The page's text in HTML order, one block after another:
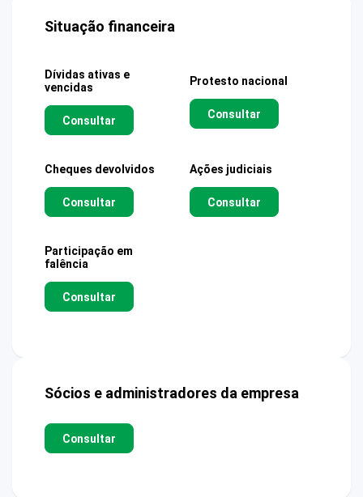
Situação financeira
Dívidas ativas e
vencidas
Consultar
Protesto nacional
Consultar
Cheques devolvidos
Consultar
Ações judiciais
Consultar
Participação em
falência
Consultar
Sócios e administradores da empresa
Consultar